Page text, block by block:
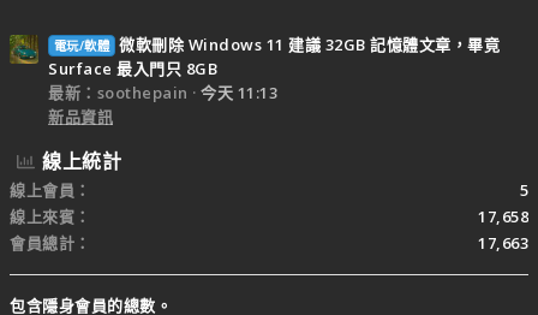
電玩/軟體 微軟刪除 Windows 11 建議 32GB 記憶體文章，畢竟
Surface 最入門只 8GB
最新：soothepain
今天 11:13
新品資訊
線上統計
線上會員
5
線上來賓
17,658
會員總計
17,663
包含隱身會員的總數。